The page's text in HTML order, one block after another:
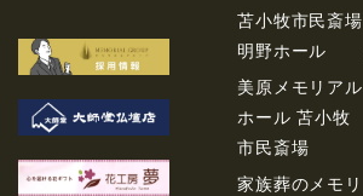
苫小牧市民斎場
明野ホール
美原メモリアル
ホール 苫小牧
市民斎場
家族葬のメモリ